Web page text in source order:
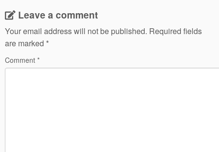
Leave a comment
Your email address will not be published. Required fields
are marked *
Comment *